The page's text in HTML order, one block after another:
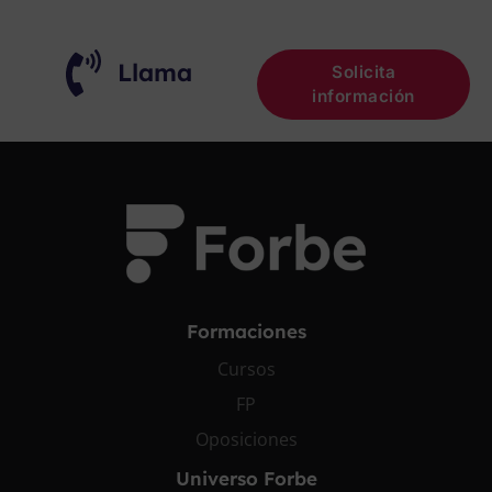
Llama
Solicita
información
Formaciones
Cursos
FP
Oposiciones
Universo Forbe